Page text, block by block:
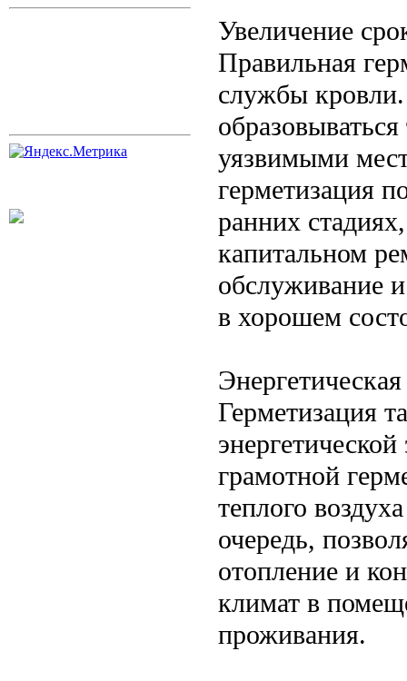
Увеличение
Правильная
службы
уязвимыми
герметизация
ранних
капитальном
обслуживание
в хорошем
Герметизация
грамотной
теплого
очередь,
отопление и
климат в
проживания.